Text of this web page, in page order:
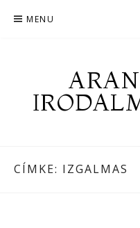
MENU
CÍMKE: IZGALMAS